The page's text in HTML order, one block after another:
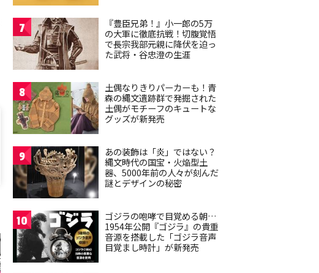
7
『豊臣兄弟！』小一郎の5万
の大軍に徹底抗戦！切腹覚悟
で長宗我部元親に降伏を迫っ
た武将・谷忠澄の生涯
8
土偶なりきりパーカーも！青
森の縄文遺跡群で発掘された
土偶がモチーフのキュートな
グッズが新発売
9
あの装飾は「炎」ではない？
縄文時代の国宝・火焔型土
器、5000年前の人々が刻んだ
謎とデザインの秘密
10
ゴジラの咆哮で目覚める朝…
1954年公開『ゴジラ』の貴重
音源を搭載した「ゴジラ音声
目覚まし時計」が新発売